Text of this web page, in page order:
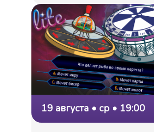
19 августа • ср • 19:00